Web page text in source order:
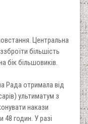
Центральна
більшість
бік більшовиків.
Рада отримала від
ультиматум з
накази
годин. У разі